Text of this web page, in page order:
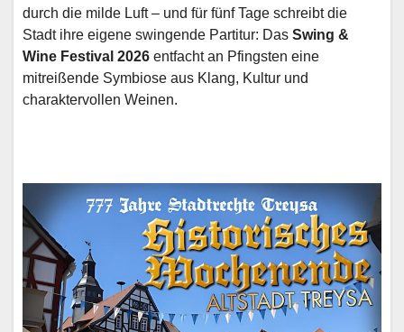
durch die milde Luft – und für fünf Tage schreibt die
Stadt ihre eigene swingende Partitur: Das Swing &
Wine Festival 2026 entfacht an Pfingsten eine
mitreißende Symbiose aus Klang, Kultur und
charaktervollen Weinen.